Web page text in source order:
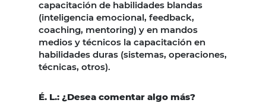
capacitación de habilidades blandas
(inteligencia emocional, feedback,
coaching, mentoring) y en mandos
medios y técnicos la capacitación en
habilidades duras (sistemas, operaciones,
técnicas, otros).
É. L.: ¿Desea comentar algo más?